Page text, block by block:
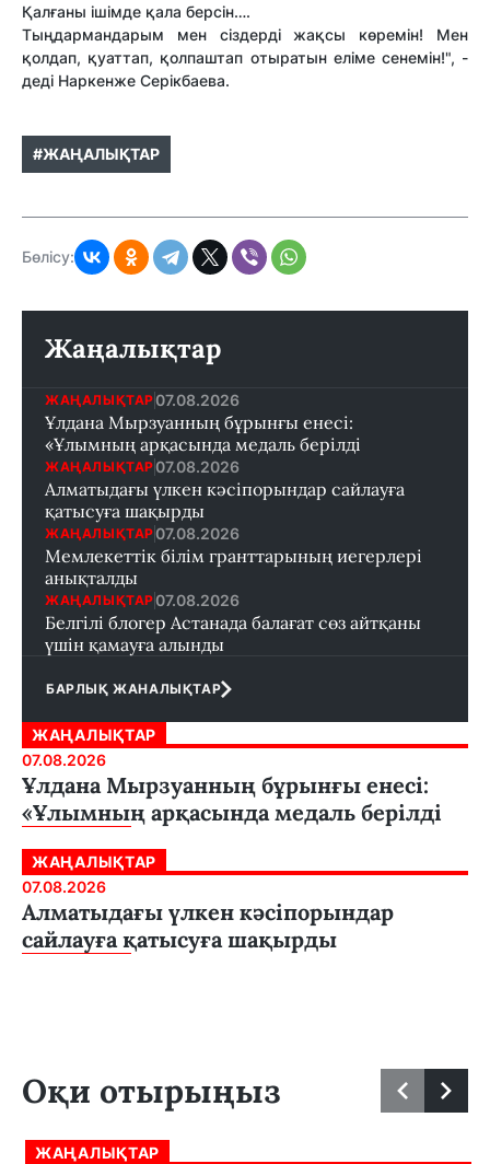
Қалғаны ішімде қала берсін….
Тыңдармандарым мен сіздерді жақсы көремін! Мен
қолдап, қуаттап, қолпаштап отыратын еліме сенемін!", -
деді Наркенже Серікбаева.
#ЖАҢАЛЫҚТАР
Бөлісу:
Жаңалықтар
ЖАҢАЛЫҚТАР 07.08.2026
Ұлдана Мырзуанның бұрынғы енесі:
«Ұлымның арқасында медаль берілді
ЖАҢАЛЫҚТАР 07.08.2026
Алматыдағы үлкен кәсіпорындар сайлауға
қатысуға шақырды
ЖАҢАЛЫҚТАР 07.08.2026
Мемлекеттік білім гранттарының иегерлері
анықталды
ЖАҢАЛЫҚТАР 07.08.2026
Белгілі блогер Астанада балағат сөз айтқаны
үшін қамауға алынды
БАРЛЫҚ ЖАНАЛЫҚТАР
ЖАҢАЛЫҚТАР
07.08.2026
Ұлдана Мырзуанның бұрынғы енесі:
«Ұлымның арқасында медаль берілді
ЖАҢАЛЫҚТАР
07.08.2026
Алматыдағы үлкен кәсіпорындар
сайлауға қатысуға шақырды
Оқи отырыңыз
ЖАҢАЛЫҚТАР